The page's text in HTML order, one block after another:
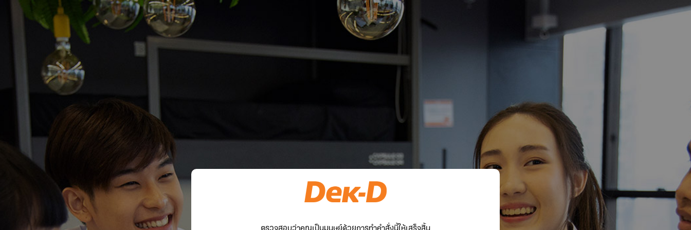
ตรวจสอบว่าคุณเป็นมนุษย์ด้วยการทำคำสั่งนี้ให้เสร็จสิ้น